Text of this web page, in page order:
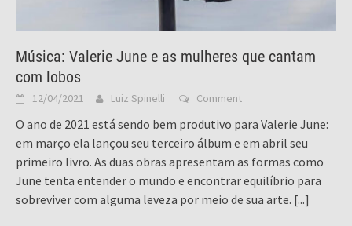
Música: Valerie June e as mulheres que cantam
com lobos
12/04/2021 Luiz Spinelli Comment
O ano de 2021 está sendo bem produtivo para Valerie June:
em março ela lançou seu terceiro álbum e em abril seu
primeiro livro. As duas obras apresentam as formas como
June tenta entender o mundo e encontrar equilíbrio para
sobreviver com alguma leveza por meio de sua arte. [...]